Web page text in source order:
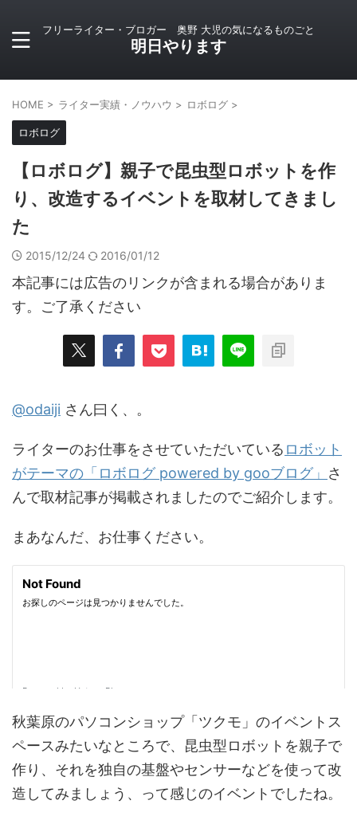
フリーライター・ブロガー 奥野 大児の気になるものごと
明日やります
HOME > ライター実績・ノウハウ > ロボログ >
ロボログ
【ロボログ】親子で昆虫型ロボットを作
り、改造するイベントを取材してきまし
た
2015/12/24 2016/01/12
本記事には広告のリンクが含まれる場合がありま
す。ご了承ください
@odaiji さん曰く、。
ライターのお仕事をさせていただいている ロボット
がテーマの「ロボログ powered by gooブログ」 さ
んで取材記事が掲載されましたのでご紹介します。
まあなんだ、お仕事ください。
秋葉原のパソコンショップ「ツクモ」のイベントス
ペースみたいなところで、昆虫型ロボットを親子で
作り、それを独自の基盤やセンサーなどを使って改
造してみましょう、って感じのイベントでしたね。